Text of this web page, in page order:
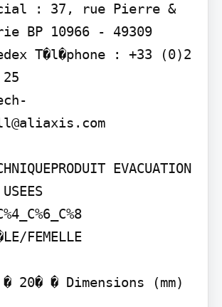
: 37, rue Pierre &
BP 10966 - 49309
T�l�phone : +33 (0)2
EVACUATION
FEMELLE
� 20� � Dimensions (mm)